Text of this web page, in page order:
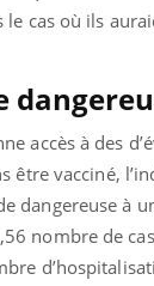
le cas où ils
accès à des
être vacciné,
dangereuse à
nombre de